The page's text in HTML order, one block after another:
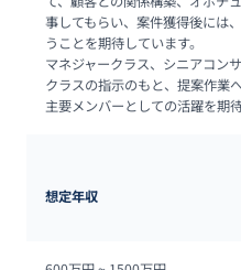
事してもらい、案件獲得後には
うことを期待しています。
マネジャークラス、シニアコン
クラスの指示のもと、提案作業
主要メンバーとしての活躍を期
想定年収